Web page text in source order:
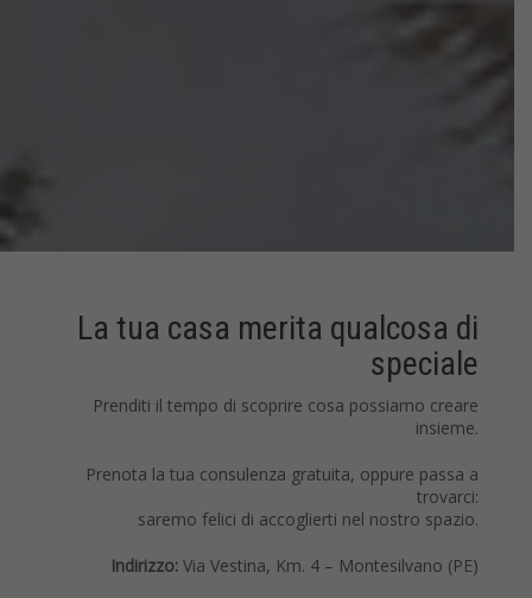
La tua casa merita qualcosa di
speciale
Prenditi il tempo di scoprire cosa possiamo creare
insieme.
Prenota la tua consulenza gratuita, oppure passa a
trovarci:
saremo felici di accoglierti nel nostro spazio.
Indirizzo: Via Vestina, Km. 4 – Montesilvano (PE)